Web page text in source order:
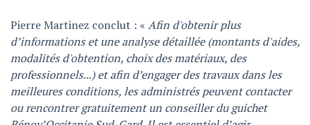
Pierre Martinez conclut : « Afin d'obtenir plus
d’informations et une analyse détaillée (montants d'aides,
modalités d'obtention, choix des matériaux, des
professionnels...) et afin d’engager des travaux dans les
meilleures conditions, les administrés peuvent contacter
ou rencontrer gratuitement un conseiller duguichet